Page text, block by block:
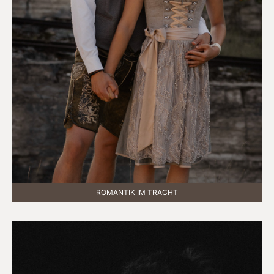
ROMANTIK IM TRACHT